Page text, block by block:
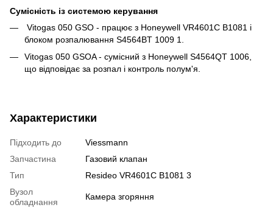
Сумісність із системою керування
Vitogas 050 GSO - працює з Honeywell VR4601C B1081 і
блоком розпалювання S4564BT 1009 1.
Vitogas 050 GSOA - сумісний з Honeywell S4564QT 1006,
що відповідає за розпал і контроль полум'я.
Характеристики
Підходить до
Viessmann
Запчастина
Газовий клапан
Тип
Resideo VR4601C B1081 3
Вузол
обладнання
Камера згоряння